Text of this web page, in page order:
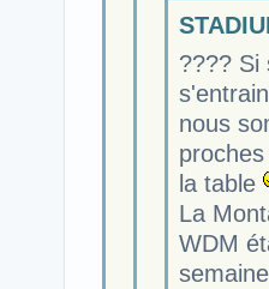
???? Si
nous
la table
La
WDM